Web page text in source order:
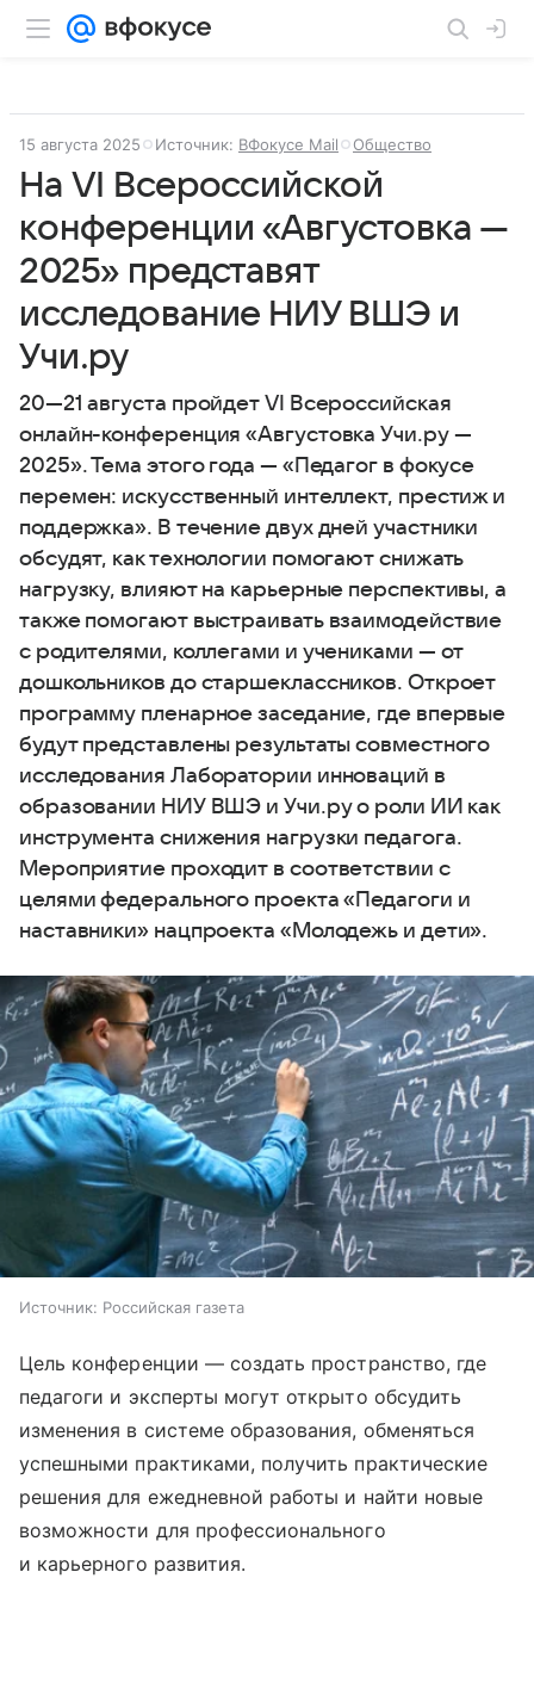
15 августа 2025 Источник: ВФокусе Mail Общество
На VI Всероссийской
конференции «Августовка —
2025» представят
исследование НИУ ВШЭ и
Учи.ру
20—21 августа пройдет VI Всероссийская
онлайн-конференция «Августовка Учи.ру —
2025». Тема этого года — «Педагог в фокусе
перемен: искусственный интеллект, престиж и
поддержка». В течение двух дней участники
обсудят, как технологии помогают снижать
нагрузку, влияют на карьерные перспективы, а
также помогают выстраивать взаимодействие
с родителями, коллегами и учениками — от
дошкольников до старшеклассников. Откроет
программу пленарное заседание, где впервые
будут представлены результаты совместного
исследования Лаборатории инноваций в
образовании НИУ ВШЭ и Учи.ру о роли ИИ как
инструмента снижения нагрузки педагога.
Мероприятие проходит в соответствии с
целями федерального проекта «Педагоги и
наставники» нацпроекта «Молодежь и дети».
Источник: Российская газета
Цель конференции — создать пространство, где
педагоги и эксперты могут открыто обсудить
изменения в системе образования, обменяться
успешными практиками, получить практические
решения для ежедневной работы и найти новые
возможности для профессионального
и карьерного развития.